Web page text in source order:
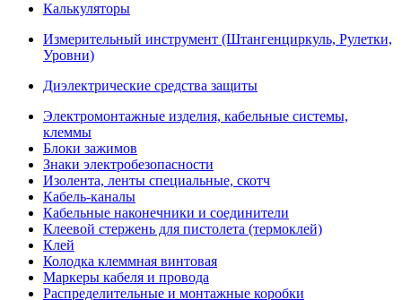
Калькуляторы
Измерительный инструмент (Штангенциркуль, Рулетки,
Уровни)
Диэлектрические средства защиты
Электромонтажные изделия, кабельные системы,
клеммы
Блоки зажимов
Знаки электробезопасности
Изолента, ленты специальные, скотч
Кабель-каналы
Кабельные наконечники и соединители
Клеевой стержень для пистолета (термоклей)
Клей
Колодка клеммная винтовая
Маркеры кабеля и провода
Распределительные и монтажные коробки